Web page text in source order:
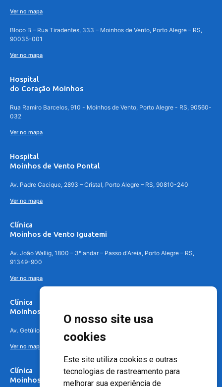
O nosso site usa
cookies
Este site utiliza cookies e outras
tecnologias de rastreamento para
melhorar sua experiência de
Ver no mapa
Bloco B – Rua Tiradentes, 333 – Moinhos de Vento, Porto Alegre – RS,
90035-001
Ver no mapa
Hospital
do Coração Moinhos
Rua Ramiro Barcelos, 910 - Moinhos de Vento, Porto Alegre - RS, 90560-
032
Ver no mapa
Hospital
Moinhos de Vento Pontal
Av. Padre Cacique, 2893 – Cristal, Porto Alegre – RS, 90810-240
Ver no mapa
Clínica
Moinhos de Vento Iguatemi
Av. João Wallig, 1800 – 3º andar – Passo d'Areia, Porto Alegre – RS,
91349-900
Ver no mapa
Clínica
Moinhos de Vento Canoas
Av. Getúlio Vargas, 4841 – Centro, Canoas – RS, 92010-010
Ver no mapa
Clínica
Moinhos de Vento - Teresópolis